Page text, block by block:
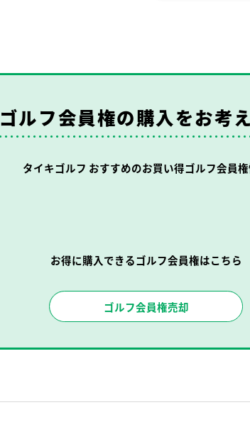
ゴルフ会員権の購入をお考
タイキゴルフ おすすめのお買い得ゴルフ会員
お得に購入できるゴルフ会員権はこちら
ゴルフ会員権売却